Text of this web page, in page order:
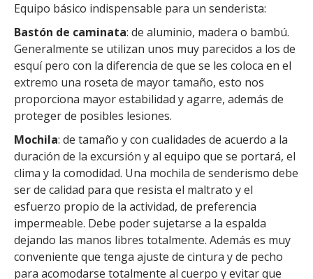
Equipo básico indispensable para un senderista:
Bastón de caminata: de aluminio, madera o bambú.
Generalmente se utilizan unos muy parecidos a los de
esquí pero con la diferencia de que se les coloca en el
extremo una roseta de mayor tamaño, esto nos
proporciona mayor estabilidad y agarre, además de
proteger de posibles lesiones.
Mochila: de tamaño y con cualidades de acuerdo a la
duración de la excursión y al equipo que se portará, el
clima y la comodidad. Una mochila de senderismo debe
ser de calidad para que resista el maltrato y el
esfuerzo propio de la actividad, de preferencia
impermeable. Debe poder sujetarse a la espalda
dejando las manos libres totalmente. Además es muy
conveniente que tenga ajuste de cintura y de pecho
para acomodarse totalmente al cuerpo y evitar que